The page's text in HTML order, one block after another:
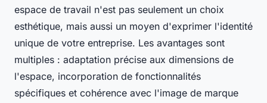
espace de travail n'est pas seulement un choix
esthétique, mais aussi un moyen d'exprimer l'identité
unique de votre entreprise. Les avantages sont
multiples : adaptation précise aux dimensions de
l'espace, incorporation de fonctionnalités
spécifiques et cohérence avec l'image de marque